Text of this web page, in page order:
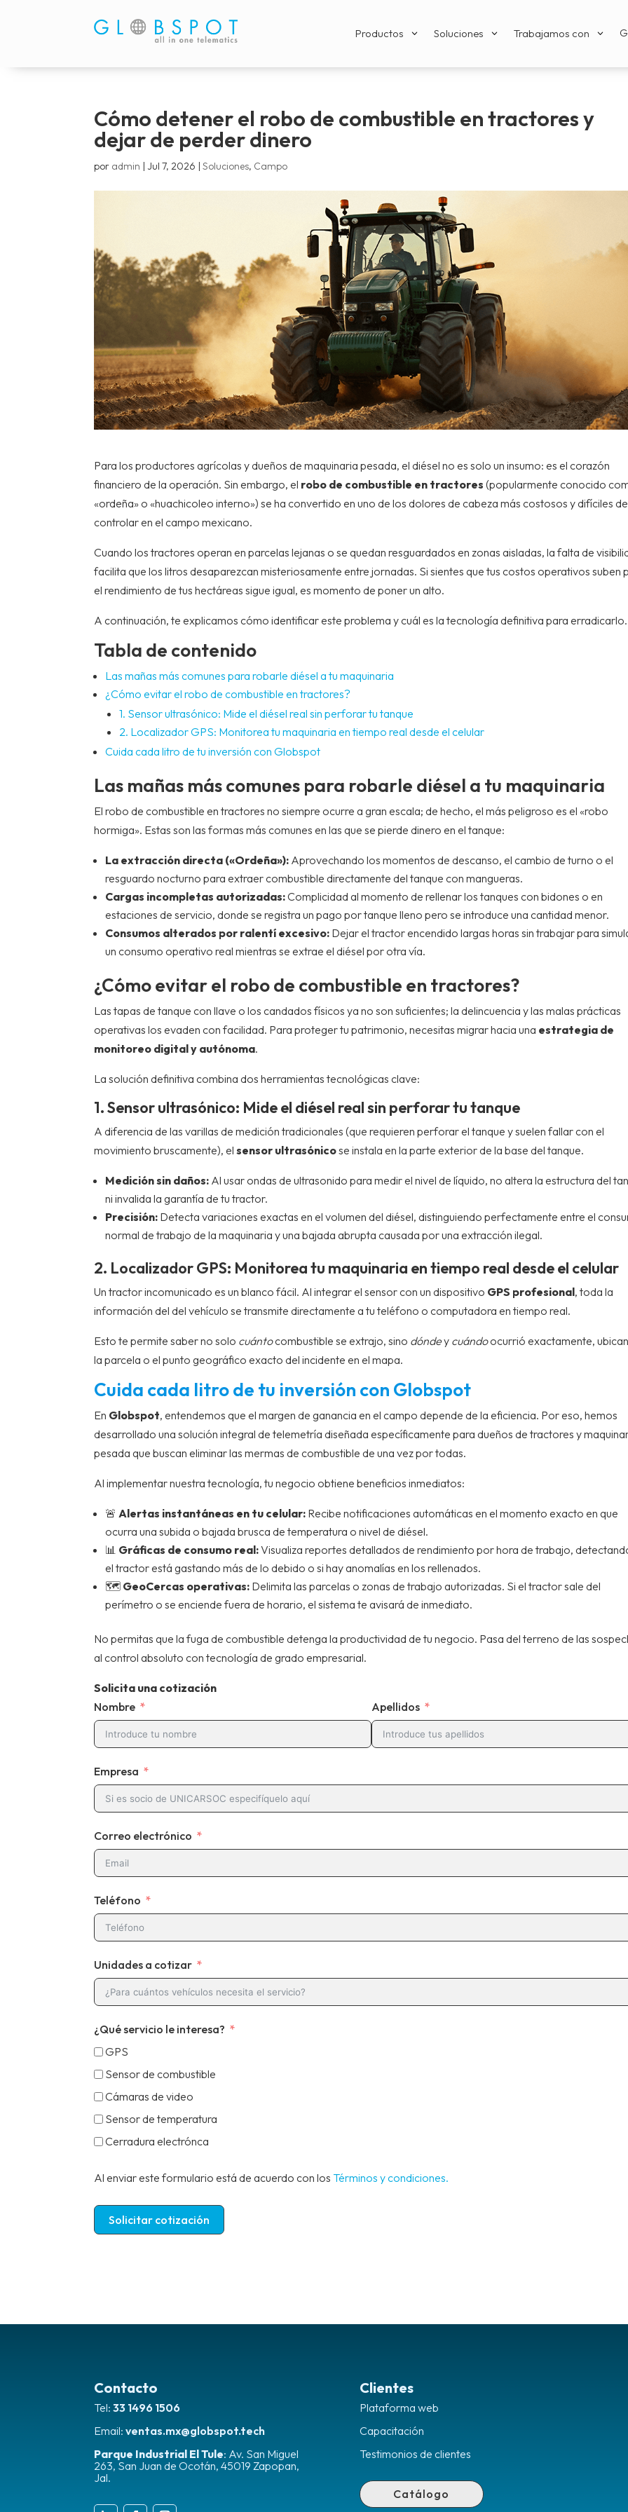
Productos 3 Soluciones 3 Trabajamos con 3
Cómo detener el robo de combustible en tractores y
dejar de perder dinero
por admin | Jul 7, 2026 |Soluciones, Campo
Para los productores agrícolas y dueños de maquinaria pesada, el diésel no es solo un insumo: es el corazón
financiero de la operación. Sin embargo, el robo de combustible en tractores (popularmente conocido
«ordeña» o «huachicoleo interno») se ha convertido en uno de los dolores de cabeza más costosos y difíciles de
controlar en el campo mexicano.
Cuando los tractores operan en parcelas lejanas o se quedan resguardados en zonas aisladas, la falta de
facilita que los litros desaparezcan misteriosamente entre jornadas. Si sientes que tus costos operativos suben
el rendimiento de tus hectáreas sigue igual, es momento de poner un alto.
A continuación, te explicamos cómo identificar este problema y cuál es la tecnología definitiva para erradicarlo.
Tabla de contenido
Las mañas más comunes para robarle diésel a tu maquinaria
¿Cómo evitar el robo de combustible en tractores?
1. Sensor ultrasónico: Mide el diésel real sin perforar tu tanque
2. Localizador GPS: Monitorea tu maquinaria en tiempo real desde el celular
Cuida cada litro de tu inversión con Globspot
Las mañas más comunes para robarle diésel a tu maquinaria
El robo de combustible en tractores no siempre ocurre a gran escala; de hecho, el más peligroso es el «robo
hormiga». Estas son las formas más comunes en las que se pierde dinero en el tanque:
La extracción directa («Ordeña»): Aprovechando los momentos de descanso, el cambio de turno o el
resguardo nocturno para extraer combustible directamente del tanque con mangueras.
Cargas incompletas autorizadas:Complicidad al momento de rellenar los tanques con bidones o en
estaciones de servicio, donde se registra un pago por tanque lleno pero se introduce una cantidad menor.
Consumos alterados por ralentí excesivo: Dejar el tractor encendido largas horas sin trabajar para
un consumo operativo real mientras se extrae el diésel por otra vía.
¿Cómo evitar el robo de combustible en tractores?
Las tapas de tanque con llave o los candados físicos ya no son suficientes; la delincuencia y las malas prácticas
operativas los evaden con facilidad. Para proteger tu patrimonio, necesitas migrar hacia una estrategia de
monitoreo digital y autónoma.
La solución definitiva combina dos herramientas tecnológicas clave:
1. Sensor ultrasónico: Mide el diésel real sin perforar tu tanque
A diferencia de las varillas de medición tradicionales (que requieren perforar el tanque y suelen fallar con el
movimiento bruscamente), elsensor ultrasónicose instala en la parte exterior de la base del tanque.
Medición sin daños: Al usar ondas de ultrasonido para medir el nivel de líquido, no altera la estructura del
ni invalida la garantía de tu tractor.
Precisión: Detecta variaciones exactas en el volumen del diésel, distinguiendo perfectamente entre el
normal de trabajo de la maquinaria y una bajada abrupta causada por una extracción ilegal.
2. Localizador GPS: Monitorea tu maquinaria en tiempo real desde el celular
Un tractor incomunicado es un blanco fácil. Al integrar el sensor con un dispositivo GPS profesional, toda la
información del del vehículo se transmite directamente a tu teléfono o computadora en tiempo real.
Esto te permite saber no solo cuántocombustible se extrajo, sino dóndey cuándoocurrió exactamente,
la parcela o el punto geográfico exacto del incidente en el mapa.
Cuida cada litro de tu inversión con Globspot
En Globspot, entendemos que el margen de ganancia en el campo depende de la eficiencia. Por eso, hemos
desarrollado una solución integral de telemetría diseñada específicamente para dueños de tractores y
pesada que buscan eliminar las mermas de combustible de una vez por todas.
Al implementar nuestra tecnología, tu negocio obtiene beneficios inmediatos:
🚨Alertas instantáneas en tu celular: Recibe notificaciones automáticas en el momento exacto en que
ocurra una subida o bajada brusca de temperatura o nivel de diésel.
📊 Gráficas de consumo real:Visualiza reportes detallados de rendimiento por hora de trabajo,
el tractor está gastando más de lo debido o si hay anomalías en los rellenados.
🗺️ GeoCercas operativas: Delimita las parcelas o zonas de trabajo autorizadas. Si el tractor sale del
perímetro o se enciende fuera de horario, el sistema te avisará de inmediato.
No permitas que la fuga de combustible detenga la productividad de tu negocio. Pasa del terreno de las
al control absoluto con tecnología de grado empresarial.
Solicita una cotización
Nombre
Apellidos
Empresa
Correo electrónico
Teléfono
Unidades a cotizar
¿Qué servicio le interesa?
GPS
Sensor de combustible
Cámaras de video
Sensor de temperatura
Cerradura electrónca
Al enviar este formulario está de acuerdo con los Términos y condiciones.
Solicitar cotización
Contacto
Tel:33 1496 1506
Email:ventas.mx@globspot.tech
Parque Industrial El Tule: Av. San Miguel
263, San Juan de Ocotán, 45019 Zapopan,
Jal.
Clientes
Plataforma web
Capacitación
Testimonios de clientes
Catálogo